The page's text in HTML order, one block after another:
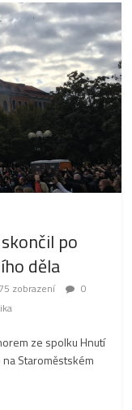
po
děla
zobrazení
0
ze spolku Hnutí
Staroměstském